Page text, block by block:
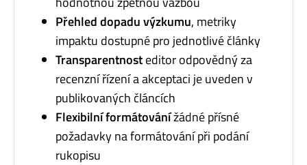
Přehled dopadu výzkumu, metriky
impaktu dostupné pro jednotlivé články
Transparentnosteditor odpovědný za
recenzní řízení a akceptaci je uveden v
publikovaných článcích
Flexibilní formátovánížádné přísné
požadavky na formátování při podání
rukopisu